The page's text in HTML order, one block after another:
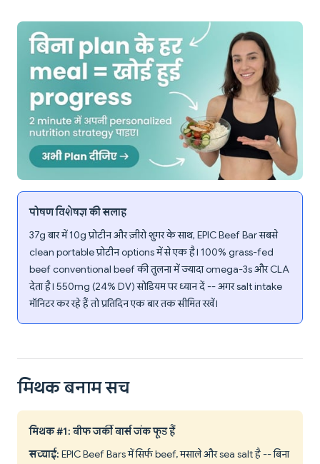
पोषण विशेषज्ञ की सलाह
37g बार में 10g प्रोटीन और ज़ीरो शुगर के साथ, EPIC Beef Bar सबसे
clean portable प्रोटीन options में से एक है। 100% grass-fed
beef conventional beef की तुलना में ज्यादा omega-3s और CLA
देता है। 550mg (24% DV) सोडियम पर ध्यान दें -- अगर salt intake
मॉनिटर कर रहे हैं तो प्रतिदिन एक बार तक सीमित रखें।
मिथक बनाम सच
मिथक #1: बीफ जर्की बार्स जंक फूड हैं
सच्चाई: EPIC Beef Bars में सिर्फ beef, मसाले और sea salt है -- बिना